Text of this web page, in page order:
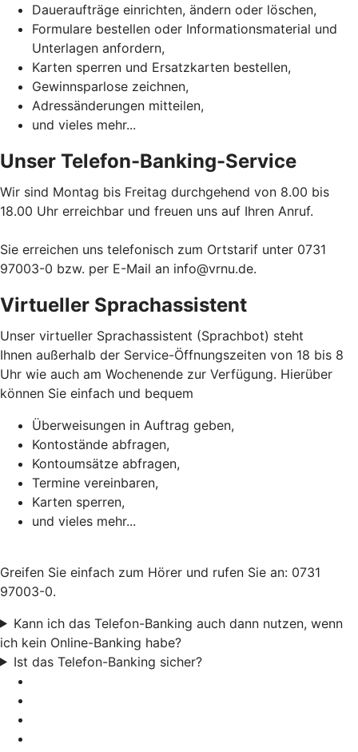
Daueraufträge einrichten, ändern oder löschen,
Formulare bestellen oder Informationsmaterial und
Unterlagen anfordern,
Karten sperren und Ersatzkarten bestellen,
Gewinnsparlose zeichnen,
Adressänderungen mitteilen,
und vieles mehr...
Unser Telefon-Banking-Service
Wir sind Montag bis Freitag durchgehend von 8.00 bis
18.00 Uhr erreichbar und freuen uns auf Ihren Anruf.
Sie erreichen uns telefonisch zum Ortstarif unter 0731
97003-0 bzw. per E-Mail an info@vrnu.de.
Virtueller Sprachassistent
Unser virtueller Sprachassistent (Sprachbot) steht
Ihnen außerhalb der Service-Öffnungszeiten von 18 bis 8
Uhr wie auch am Wochenende zur Verfügung. Hierüber
können Sie einfach und bequem
Überweisungen in Auftrag geben,
Kontostände abfragen,
Kontoumsätze abfragen,
Termine vereinbaren,
Karten sperren,
und vieles mehr...
Greifen Sie einfach zum Hörer und rufen Sie an: 0731
97003-0.
Kann ich das Telefon-Banking auch dann nutzen, wenn
ich kein Online-Banking habe?
Ist das Telefon-Banking sicher?